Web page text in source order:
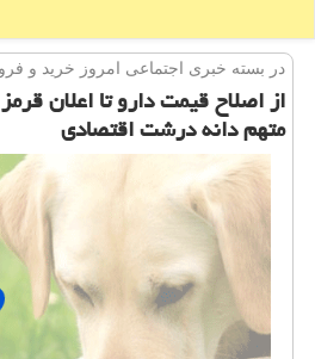
در بسته خبری اجتماعی امروز خرید و
از اصلاح قیمت دارو تا اعلان
متهم دانه درشت اقتصادی